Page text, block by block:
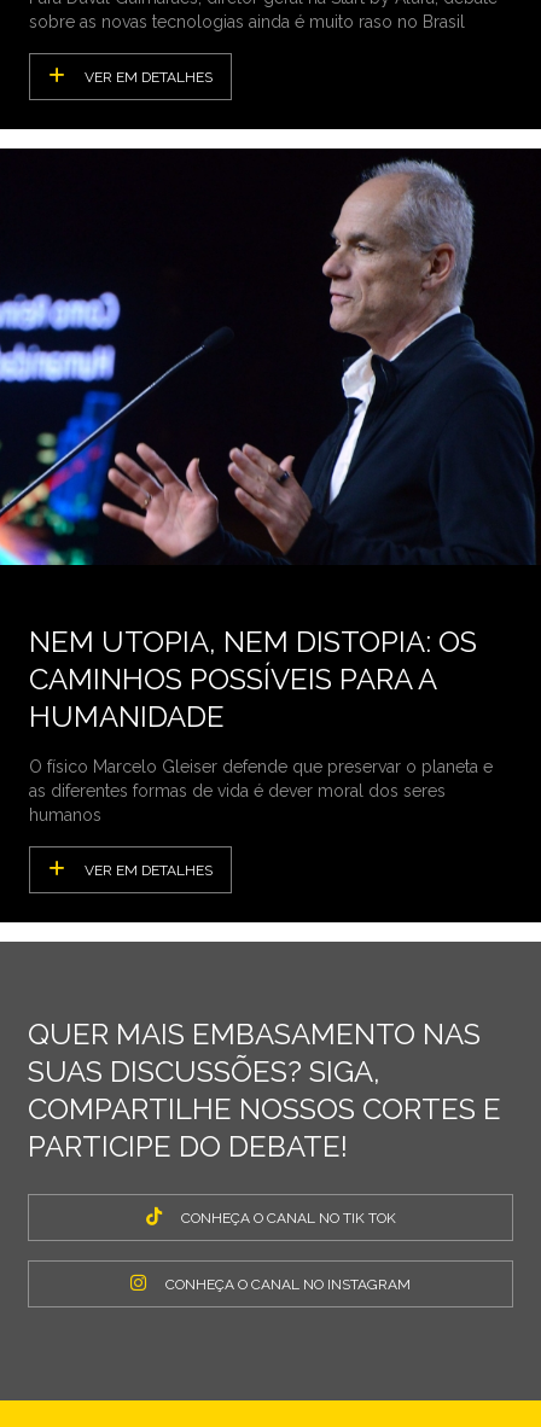
sobre as novas tecnologias ainda é muito raso no Brasil
VER EM DETALHES
NEM UTOPIA, NEM DISTOPIA: OS
CAMINHOS POSSÍVEIS PARA A
HUMANIDADE
O físico Marcelo Gleiser defende que preservar o planeta e
as diferentes formas de vida é dever moral dos seres
humanos
VER EM DETALHES
QUER MAIS EMBASAMENTO NAS
SUAS DISCUSSÕES? SIGA,
COMPARTILHE NOSSOS CORTES E
PARTICIPE DO DEBATE!
CONHEÇA O CANAL NO TIK TOK
CONHEÇA O CANAL NO INSTAGRAM